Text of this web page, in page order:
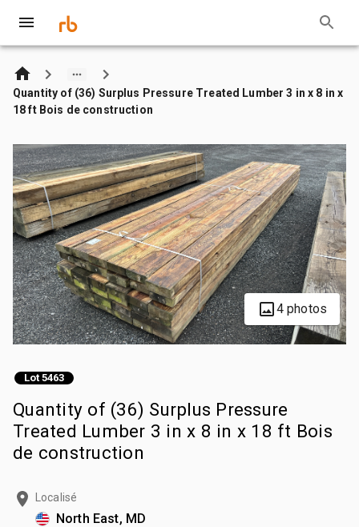
Quantity of (36) Surplus Pressure Treated Lumber 3 in x 8 in x
18 ft Bois de construction
4 photos
Lot 5463
Quantity of (36) Surplus Pressure
Treated Lumber 3 in x 8 in x 18 ft Bois
de construction
Localisé
North East, MD